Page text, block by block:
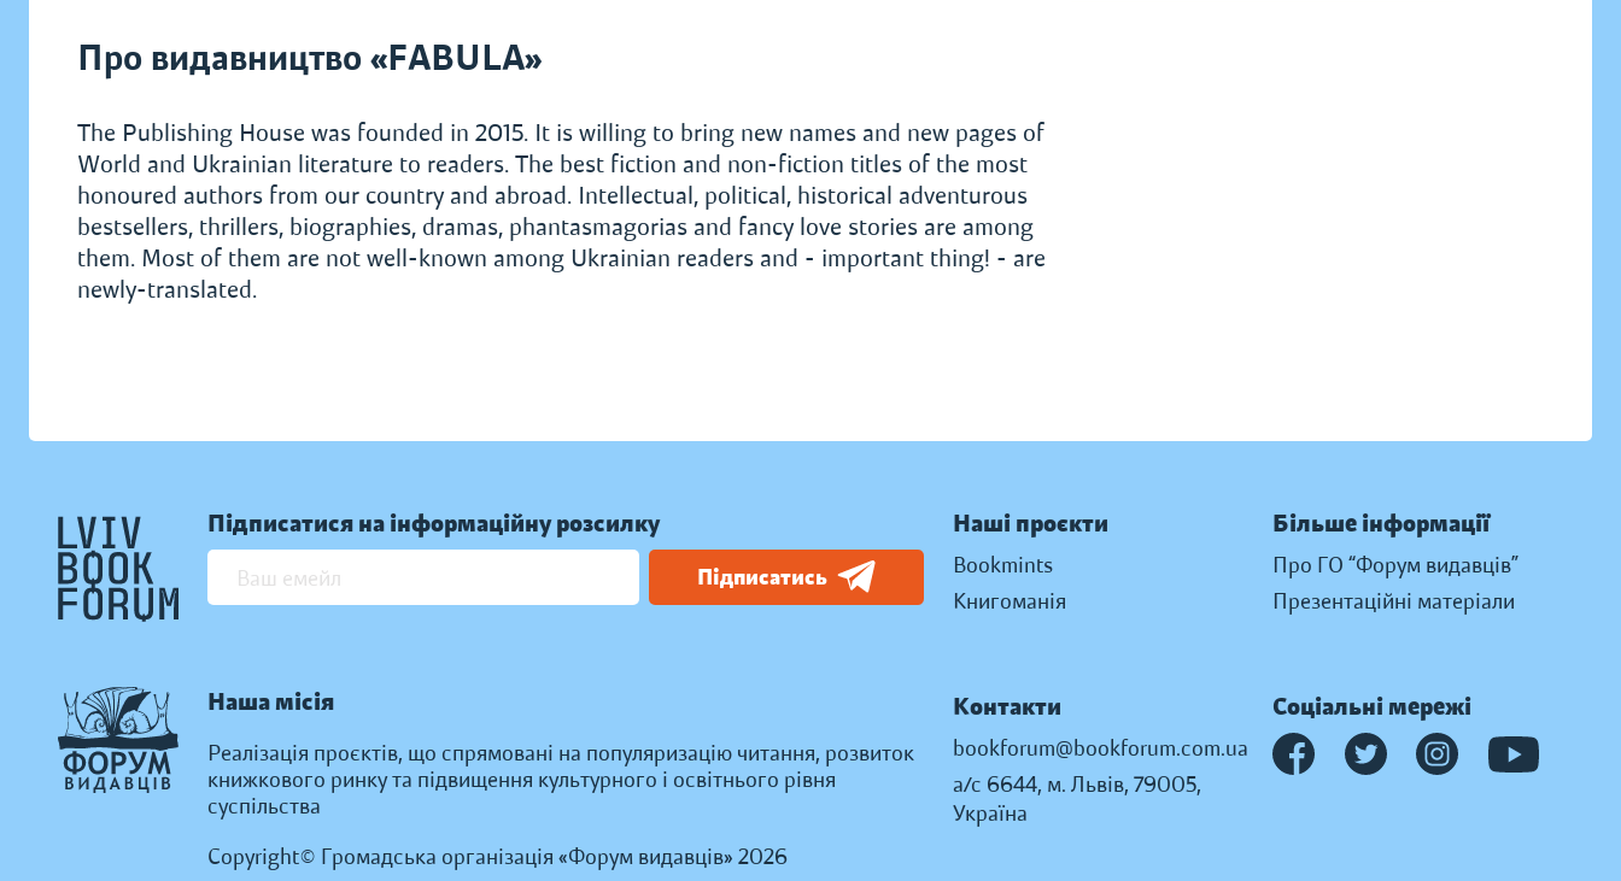
Про видавництво «FABULA»
The Publishing House was founded in 2015. It is willing to bring new names and new pages of
World and Ukrainian literature to readers. The best fiction and non-fiction titles of the most
honoured authors from our country and abroad. Intellectual, political, historical adventurous
bestsellers, thrillers, biographies, dramas, phantasmagorias and fancy love stories are among
them. Most of them are not well-known among Ukrainian readers and - important thing! - are
newly-translated.
Підписатися на інформаційну розсилку
Підписатись
Наша місія
Реалізація проєктів, що спрямовані на популяризацію читання, розвиток
книжкового ринку та підвищення культурного і освітнього рівня
суспільства
Copyright© Громадська організація «Форум видавців» 2026
Наші проєкти
Bookmints
Книгоманія
Більше інформації
Про ГО “Форум видавців”
Презентаційні матеріали
Контакти
bookforum@bookforum.com.ua
а/с 6644, м. Львів, 79005,
Україна
Соціальні мережі